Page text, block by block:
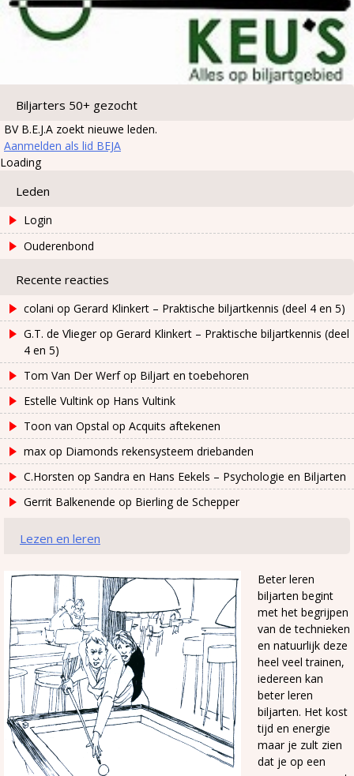
Biljarters 50+ gezocht
BV B.E.J.A zoekt nieuwe leden.
Aanmelden als lid BEJA
Loading
Leden
Login
Ouderenbond
Recente reacties
colani op Gerard Klinkert – Praktische biljartkennis (deel 4 en 5)
G.T. de Vliegerop Gerard Klinkert – Praktische biljartkennis (deel
4 en 5)
Tom Van Der Werfop Biljart en toebehoren
Estelle Vultink op Hans Vultink
Toon van Opstal op Acquits aftekenen
max op Diamonds rekensysteem driebanden
C.Horsten op Sandra en Hans Eekels – Psychologie en Biljarten
Gerrit Balkenende op Bierling de Schepper
Lezen en leren
Beter leren
biljarten begint
met het begrijpen
van de technieken
en natuurlijk deze
heel veel trainen,
iedereen kan
beter leren
biljarten. Het kost
tijd en energie
maar je zult zien
dat je op een